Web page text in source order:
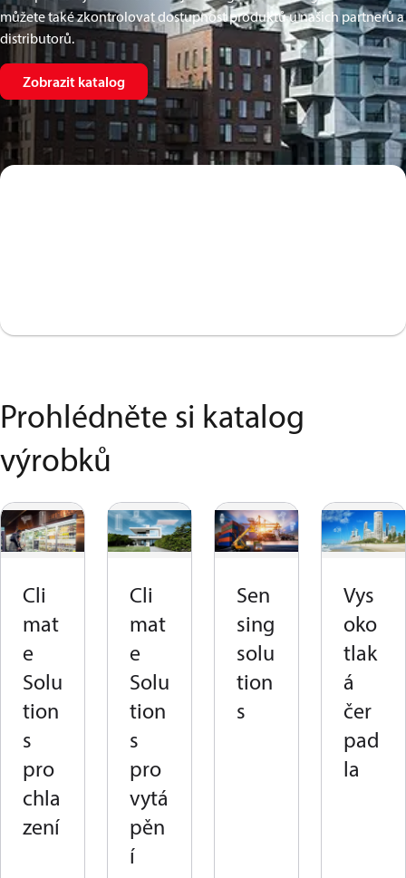
můžete také zkontrolovat dostupnost produktů u našich partnerů a
distributorů.
Zobrazit katalog
Prohlédněte si katalog
výrobků
Cli
mat
e
Solu
tion
s
pro
chla
zení
Cli
mat
e
Solu
tion
s
pro
vytá
pěn
í
Sen
sing
solu
tion
s
Vys
oko
tlak
á
čer
pad
la